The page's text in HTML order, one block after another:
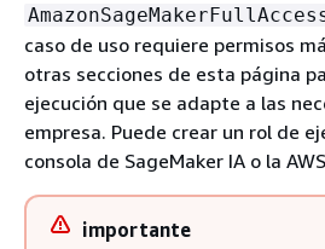
caso de uso requiere permisos
otras secciones de esta página
ejecución que se adapte a las
empresa. Puede crear un rol de
consola de SageMaker IA o la
importante